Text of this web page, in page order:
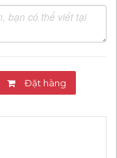
Đặt hàng